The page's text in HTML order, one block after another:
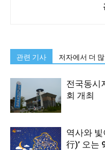
관련 기사 저자에서 더
전국동시
회 개최
역사와
行)’ 오는